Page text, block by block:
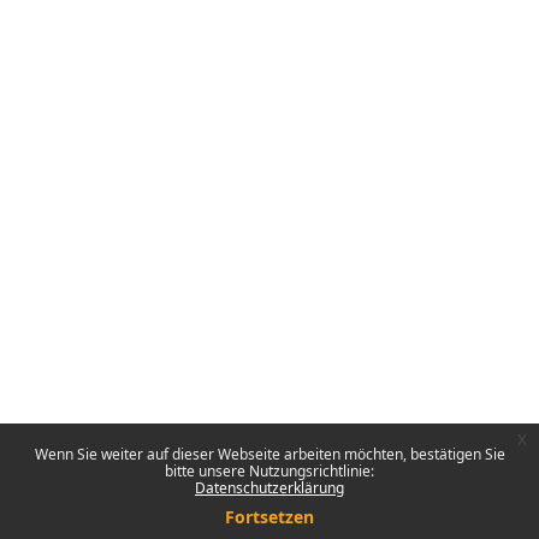
Wenn Sie weiter auf dieser Webseite arbeiten möchten, bestätigen Sie
bitte unsere Nutzungsrichtlinie:
Datenschutzerklärung
Fortsetzen